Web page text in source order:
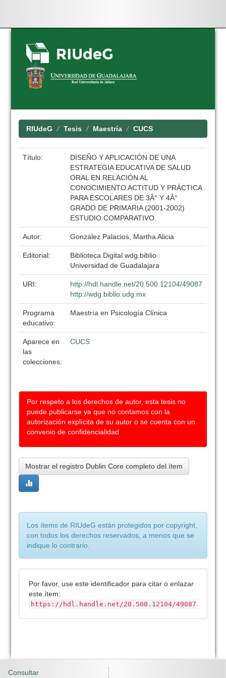
Skip
navigation
RIUdeG Tesis Maestría CUCS
Título:
DISEÑO Y APLICACIÓN DE UNA
ESTRATEGIA EDUCATIVA DE SALUD
ORAL EN RELACIÓN AL
CONOCIMIENTO ACTITUD Y PRÁCTICA
PARA ESCOLARES DE 3Â° Y 4Â°
GRADO DE PRIMARIA (2001-2002)
ESTUDIO COMPARATIVO.
Autor: González Palacios, Martha Alicia
Editorial:
Biblioteca Digital wdg.biblio
Universidad de Guadalajara
URI:
http://hdl.handle.net/20.500.12104/49087
http://wdg.biblio.udg.mx
Programa
educativo:
Maestría en Psicología Clínica
Aparece en
las
colecciones:
CUCS
Por respeto a los derechos de autor, esta tesis no
puede publicarse ya que no contamos con la
autorización explícita de su autor o se cuenta con un
convenio de confidencialidad
Mostrar el registro Dublin Core completo del ítem
Los ítems de RIUdeG están protegidos por copyright,
con todos los derechos reservados, a menos que se
indique lo contrario.
Por favor, use este identificador para citar o enlazar
este ítem:
https://hdl.handle.net/20.500.12104/49087
Consultar